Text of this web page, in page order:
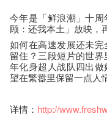
今年是「鲜浪潮」十
顾：还我本土」放映，
如何在高速发展还未
留住？三段短片的世
年化身超人战队四出
望在繁嚣里保留一点人
详情： http://